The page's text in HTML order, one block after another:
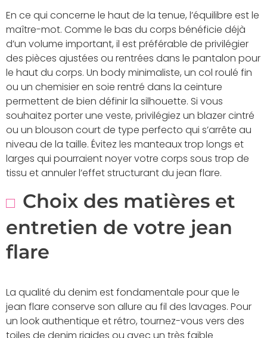
En ce qui concerne le haut de la tenue, l’équilibre est le
maître-mot. Comme le bas du corps bénéficie déjà
d’un volume important, il est préférable de privilégier
des pièces ajustées ou rentrées dans le pantalon pour
le haut du corps. Un body minimaliste, un col roulé fin
ou un chemisier en soie rentré dans la ceinture
permettent de bien définir la silhouette. Si vous
souhaitez porter une veste, privilégiez un blazer cintré
ou un blouson court de type perfecto qui s’arrête au
niveau de la taille. Évitez les manteaux trop longs et
larges qui pourraient noyer votre corps sous trop de
tissu et annuler l’effet structurant du jean flare.
Choix des matières et
entretien de votre jean
flare
La qualité du denim est fondamentale pour que le
jean flare conserve son allure au fil des lavages. Pour
un look authentique et rétro, tournez-vous vers des